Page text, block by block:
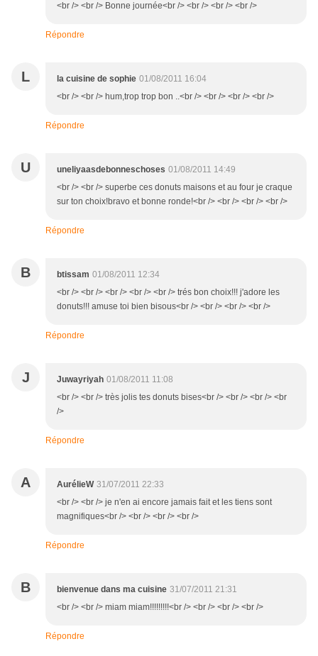
<br /> <br /> Bonne journée<br /> <br /> <br /> <br />
Répondre
L la cuisine de sophie 01/08/2011 16:04
<br /> <br /> hum,trop trop bon ..<br /> <br /> <br /> <br />
Répondre
U uneliyaasdebonneschoses 01/08/2011 14:49
<br /> <br /> superbe ces donuts maisons et au four je craque
sur ton choix!bravo et bonne ronde!<br /> <br /> <br /> <br />
Répondre
B btissam 01/08/2011 12:34
<br /> <br /> <br /> <br /> <br /> trés bon choix!!! j'adore les
donuts!!! amuse toi bien bisous<br /> <br /> <br /> <br />
Répondre
J Juwayriyah 01/08/2011 11:08
<br /> <br /> très jolis tes donuts bises<br /> <br /> <br /> <br
/>
Répondre
A AurélieW 31/07/2011 22:33
<br /> <br /> je n'en ai encore jamais fait et les tiens sont
magnifiques<br /> <br /> <br /> <br />
Répondre
B bienvenue dans ma cuisine 31/07/2011 21:31
<br /> <br /> miam miam!!!!!!!!!<br /> <br /> <br /> <br />
Répondre